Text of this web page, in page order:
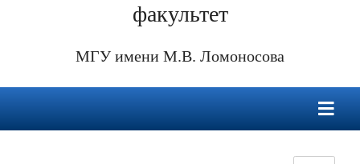
факультет
МГУ имени М.В. Ломоносова